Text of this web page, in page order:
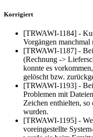
Korrigiert
[TRWAWI-1184] -
Vorgängen
[TRWAWI-1187] -
(Rechnung ->
konnte es
gelöscht bzw.
[TRWAWI-1193] -
Problemen mit
Zeichen enthielten, so
wurden.
[TRWAWI-1195] -
voreingestellte